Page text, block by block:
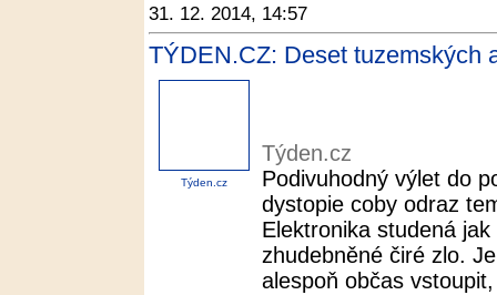
31. 12. 2014, 14:57
TÝDEN.CZ: Deset tuzemských
Týden.cz
Týden.cz
Podivuhodný výlet do
dystopie coby odraz
Elektronika studená
zhudebněné čiré zlo.
alespoň občas